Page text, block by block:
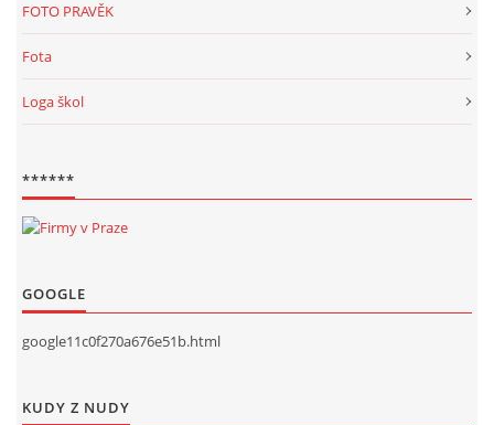
FOTO PRAVĚK
Fota
Loga škol
******
GOOGLE
google11c0f270a676e51b.html
KUDY Z NUDY